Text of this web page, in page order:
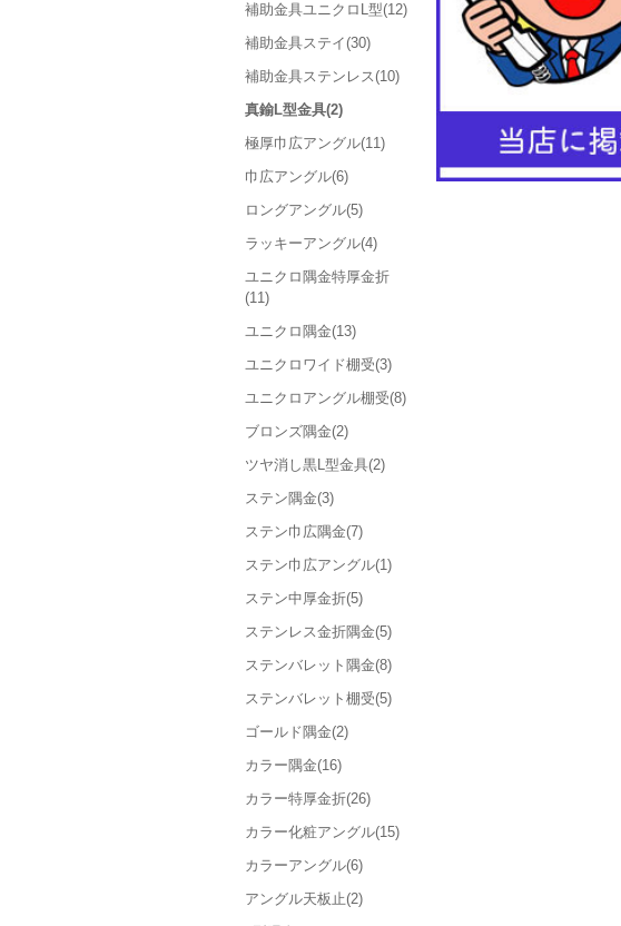
補助金具ユニクロL型(12)
補助金具ステイ(30)
補助金具ステンレス(10)
真鍮L型金具(2)
極厚巾広アングル(11)
巾広アングル(6)
ロングアングル(5)
ラッキーアングル(4)
ユニクロ隅金特厚金折
(11)
ユニクロ隅金(13)
ユニクロワイド棚受(3)
ユニクロアングル棚受(8)
ブロンズ隅金(2)
ツヤ消し黒L型金具(2)
ステン隅金(3)
ステン巾広隅金(7)
ステン巾広アングル(1)
ステン中厚金折(5)
ステンレス金折隅金(5)
ステンバレット隅金(8)
ステンバレット棚受(5)
ゴールド隅金(2)
カラー隅金(16)
カラー特厚金折(26)
カラー化粧アングル(15)
カラーアングル(6)
アングル天板止(2)